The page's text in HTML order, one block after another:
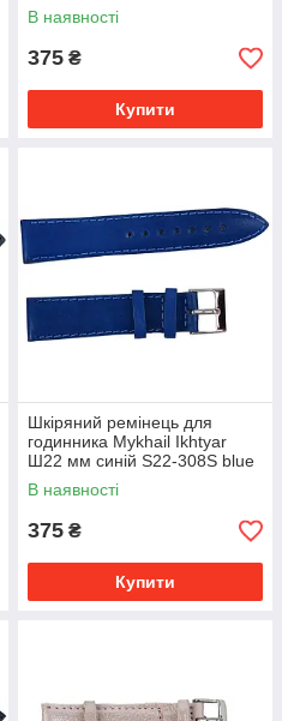
В наявності
375 ₴
Купити
Шкіряний ремінець для
годинника Mykhail Ikhtyar
Ш22 мм синій S22-308S blue
В наявності
375 ₴
Купити